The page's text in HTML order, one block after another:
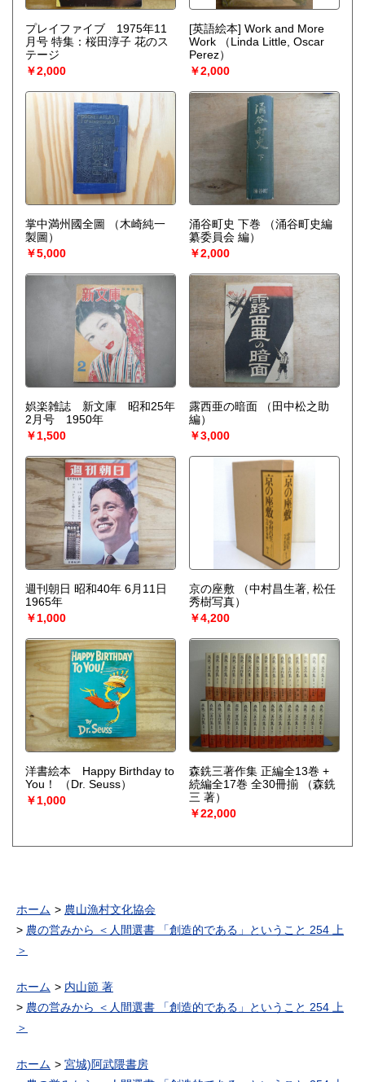
プレイファイブ 1975年11
月号 特集：桜田淳子 花のス
テージ
￥2,000
[英語絵本] Work and More
Work
（Linda Little, Oscar
Perez）
￥2,000
掌中満州國全圖
（木崎純一
製圖）
￥5,000
涌谷町史 下巻
（涌谷町史編
纂委員会 編）
￥2,000
娯楽雑誌 新文庫 昭和25年
2月号 1950年
￥1,500
露西亜の暗面
（田中松之助
編）
￥3,000
週刊朝日 昭和40年 6月11日
1965年
￥1,000
京の座敷
（中村昌生著, 松任
秀樹写真）
￥4,200
洋書絵本 Happy Birthday to
You！
（Dr. Seuss）
￥1,000
森銑三著作集 正編全13巻 +
続編全17巻 全30冊揃
（森銑
三 著）
￥22,000
ホーム
農山漁村文化協会
農の営みから ＜人間選書 「創造的である」ということ 254 上
＞
ホーム
内山節 著
農の営みから ＜人間選書 「創造的である」ということ 254 上
＞
ホーム
宮城)阿武隈書房